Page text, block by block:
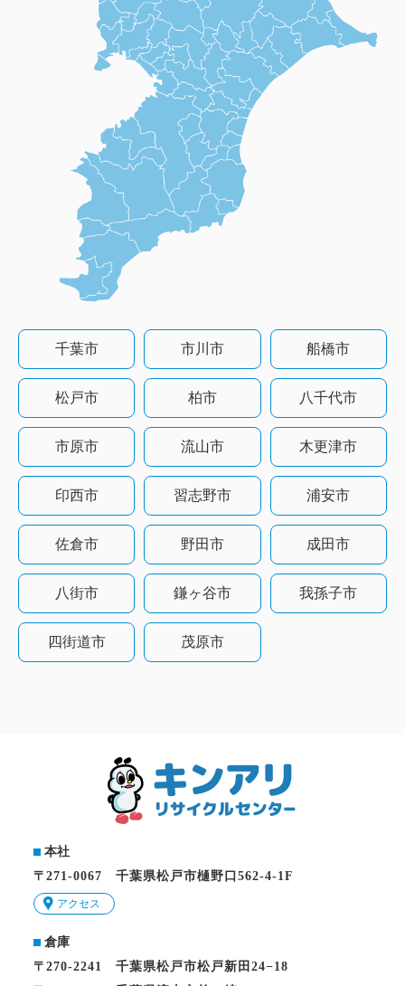
千葉市 市川市 船橋市
松戸市 柏市 八千代市
市原市 流山市 木更津市
印西市 習志野市 浦安市
佐倉市 野田市 成田市
八街市 鎌ヶ谷市 我孫子市
四街道市 茂原市
本社
〒271-0067 千葉県松戸市樋野口562-4-1F
アクセス
倉庫
〒270-2241 千葉県松戸市松戸新田24−18